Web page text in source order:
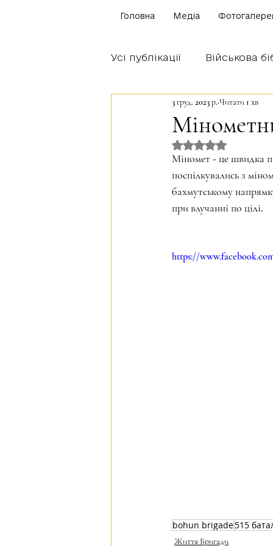
Головна Медіа
Усі публікації Військова
Щоденник бійця Блог
Братство Богуна
3 груд. 2023 р. Читати 1 хв
Оцінка: NaN з 5
Міномет - це швидка
поспілкувались з
бахмутському
при влучанні по цілі.
https://
bohun brigade515
Життя Бригади